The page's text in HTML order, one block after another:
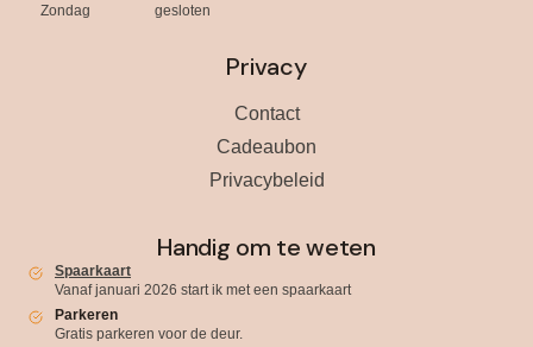
Zondag gesloten
Privacy
Contact
Cadeaubon
Privacybeleid
Handig om te weten
Spaarkaart
Vanaf januari 2026 start ik met een spaarkaart
Parkeren
Gratis parkeren voor de deur.